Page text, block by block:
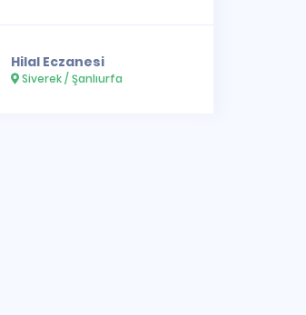
Hilal Eczanesi
Siverek / Şanlıurfa